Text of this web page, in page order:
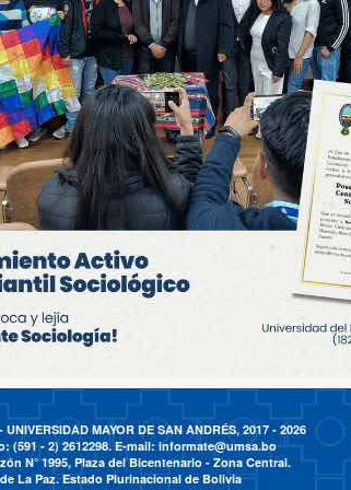
UNIVERSIDAD MAYOR DE SAN ANDRÉS, 2017 - 2026
(591 - 2) 2612298. E-mail:informate@umsa.bo
N° 1995, Plaza del Bicentenario - Zona Central.
La Paz. Estado Plurinacional de Bolivia